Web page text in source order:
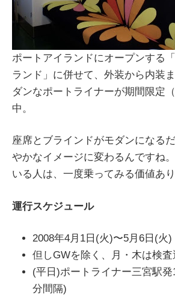
ポートアイランドにオープンする
ランド」に併せて、外装から内装
ダンなポートライナーが期間限定
中。
座席とブラインドがモダンになる
やかなイメージに変わるんですね
いる人は、一度乗ってみる価値あり
運行スケジュール
2008年4月1日(火)〜5月6日(火)
但しGWを除く、月・木は検査
(平日)ポートライナー三宮駅発
分間隔)